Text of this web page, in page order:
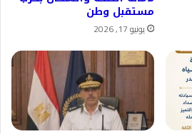
مستقبل وطن
يونيو 17, 2026